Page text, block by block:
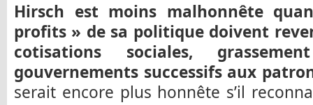
Hirsch est moins malhonnête
profits » de sa politique doivent
cotisations sociales,
gouvernements successifs aux
serait encore plus honnête s’il